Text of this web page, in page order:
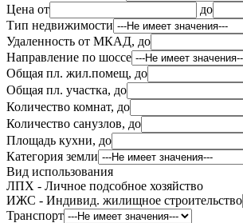
Цена от
до
Тип недвижимости
Удаленность от МКАД, до
Направление по шоссе
Общая пл. жил.помещ, до
Общая пл. участка, до
Количество комнат, до
Количество санузлов, до
Площадь кухни, до
Категория земли
Вид использования
ЛПХ - Личное подсобное хозяйство
ИЖС - Индивид. жилищное строительство
Транспорт